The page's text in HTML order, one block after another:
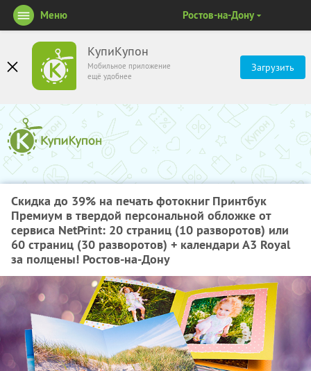
КупиКупон
Мобильное приложение
ещё удобнее
Загрузить
Меню Ростов-на-Дону
Скидка​ ​до​ ​39%​ ​на​ ​печать​ ​фотокниг​ ​Принтбук​ ​
Премиум​ ​в​ ​твердой​ ​персональной​ ​обложке​ ​от
сервиса​ ​NetPrint:​ ​20​ ​страниц​ ​(10​ ​разворотов)​ ​или​ ​
60​ ​страниц​ ​(30​ ​разворотов)​ ​+​ ​календари А3​ ​Royal​ ​
за​ ​полцены! Ростов-на-Дону